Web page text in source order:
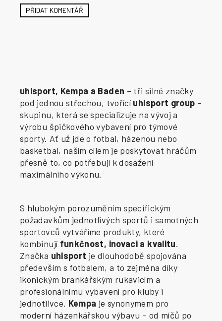
PŘIDAT KOMENTÁŘ
uhlsport, Kempa a Baden – tři silné značky
pod jednou střechou, tvořící uhlsport group –
skupinu, která se specializuje na vývoj a
výrobu špičkového vybavení pro týmové
sporty. Ať už jde o fotbal, házenou nebo
basketbal, naším cílem je poskytovat hráčům
přesně to, co potřebují k dosažení
maximálního výkonu.
S hlubokým porozuměním specifickým
požadavkům jednotlivých sportů i samotných
sportovců vytváříme produkty, které
kombinují funkčnost, inovaci a kvalitu.
Značka uhlsport je dlouhodobě spojována
především s fotbalem, a to zejména díky
ikonickým brankářským rukavicím a
profesionálnímu vybavení pro kluby i
jednotlivce. Kempa je synonymem pro
moderní házenkářskou výbavu – od míčů po